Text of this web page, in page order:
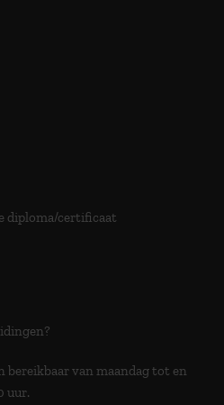
diploma/certificaat
bereikbaar van maandag tot en
uur.